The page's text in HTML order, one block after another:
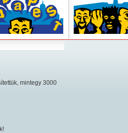
mintegy 3000